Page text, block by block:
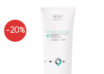
-20%